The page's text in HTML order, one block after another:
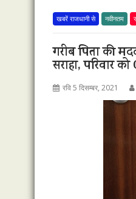
खबरें राजधानी से नवीनतम
गरीब पिता की
सराहा, परिवार
रवि 5 दिसम्बर, 2021